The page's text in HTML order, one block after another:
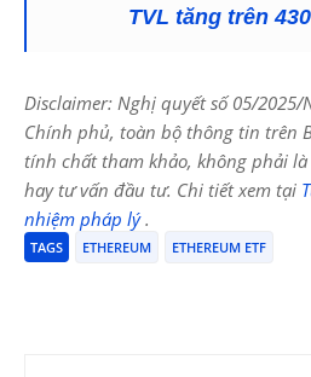
TVL tăng trên
Disclaimer: Nghị quyết số 05/2025/
Chính phủ, toàn bộ thông tin trên
tính chất tham khảo, không phải
hay tư vấn đầu tư. Chi tiết xem tại
nhiệm pháp lý.
TAGS ETHEREUM ETHEREUM ETF